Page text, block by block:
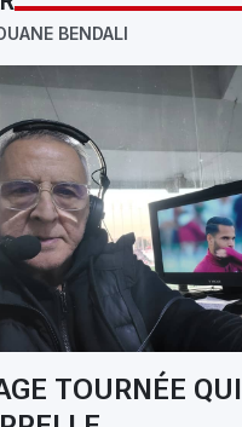
BENDALI
TOURNÉE QUI